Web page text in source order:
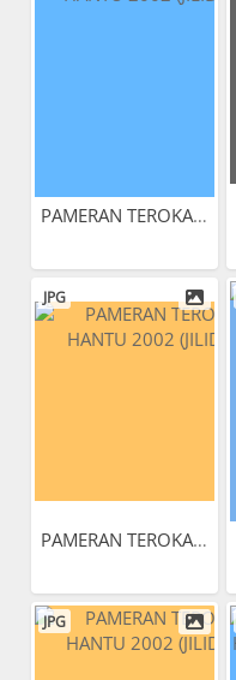
PAMERAN TEROKAI HANTU 2002...
JPG
PAMERAN TEROKAI HANTU 2002...
JPG